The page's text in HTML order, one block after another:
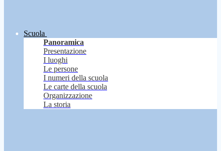
Scuola
Panoramica
Presentazione
I luoghi
Le persone
I numeri della scuola
Le carte della scuola
Organizzazione
La storia